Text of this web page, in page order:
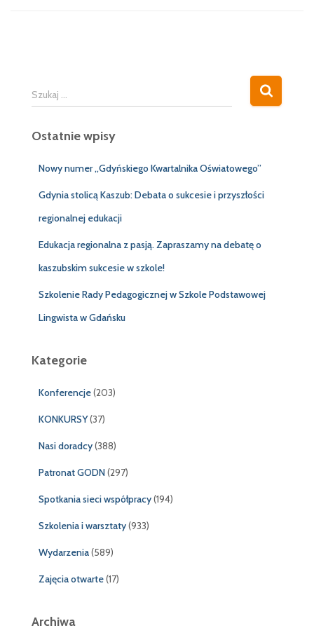
S
z
k
Szukaj …
Ostatnie wpisy
Nowy numer „Gdyńskiego Kwartalnika Oświatowego”
Gdynia stolicą Kaszub: Debata o sukcesie i przyszłości
regionalnej edukacji
Edukacja regionalna z pasją. Zapraszamy na debatę o
kaszubskim sukcesie w szkole!
Szkolenie Rady Pedagogicznej w Szkole Podstawowej
Lingwista w Gdańsku
Kategorie
Konferencje(203)
KONKURSY(37)
Nasi doradcy(388)
Patronat GODN(297)
Spotkania sieci współpracy(194)
Szkolenia i warsztaty(933)
Wydarzenia(589)
Zajęcia otwarte(17)
Archiwa